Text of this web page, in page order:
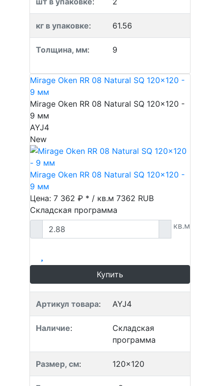
кг в упаковке: 61.56
Толщина, мм: 9
Mirage Oken RR 08 Natural SQ 120x120 -
9 мм
Mirage Oken RR 08 Natural SQ 120x120 -
9 мм
AYJ4
New
Mirage Oken RR 08 Natural SQ 120x120 -
9 мм
Цена: 7 362 ₽ * / кв.м 7362 RUB
Складская программа
кв.м
Купить
Артикул товара: AYJ4
Наличие:
Складская
программа
Размер, см: 120x120